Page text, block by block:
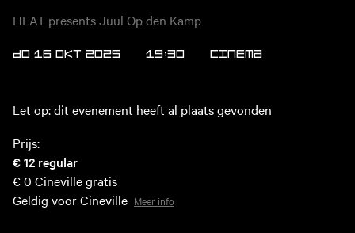
HEAT presents Juul Op den Kamp
DO 16 OKT 2025 19:30 Cinema
Let op: dit evenement heeft al plaats gevonden
Prijs:
€ 12 regular
€ 0 Cineville gratis
Geldig voor Cineville Meer info